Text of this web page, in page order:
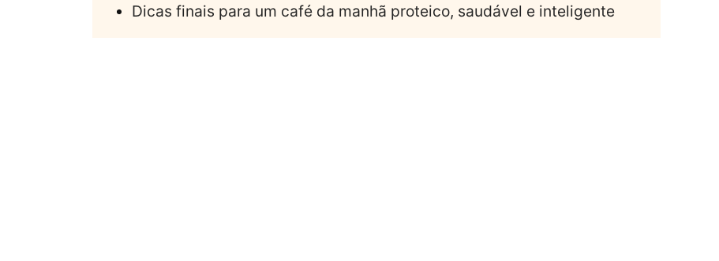
Dicas finais para um café da manhã proteico, saudável e inteligente